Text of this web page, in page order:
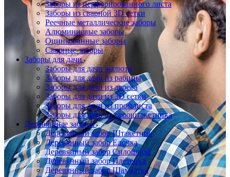
Заборы из перфорированного листа
Заборы из сварной 3D сетки
Реечные металлические заборы
Алюминиевые заборы
Оцинкованные заборы
Сварные заборы
Заборы для дачи
Заборы для дачи жалюзи
Заборы для дачи из рабицы
Заборы для дачи из дерева
Заборы для дачи из 3D сетки
Заборы для дачи из профлиста
Заборы для дачи из евроштакетника
Деревянные заборы
Деревянный забор Штакетник
Деревянный забор Елочка
Деревянный забор Сплошной
Деревянный забор Плетенка
Деревянный забор Шахматка